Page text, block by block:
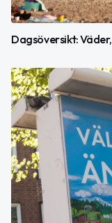
Dagsöversikt: